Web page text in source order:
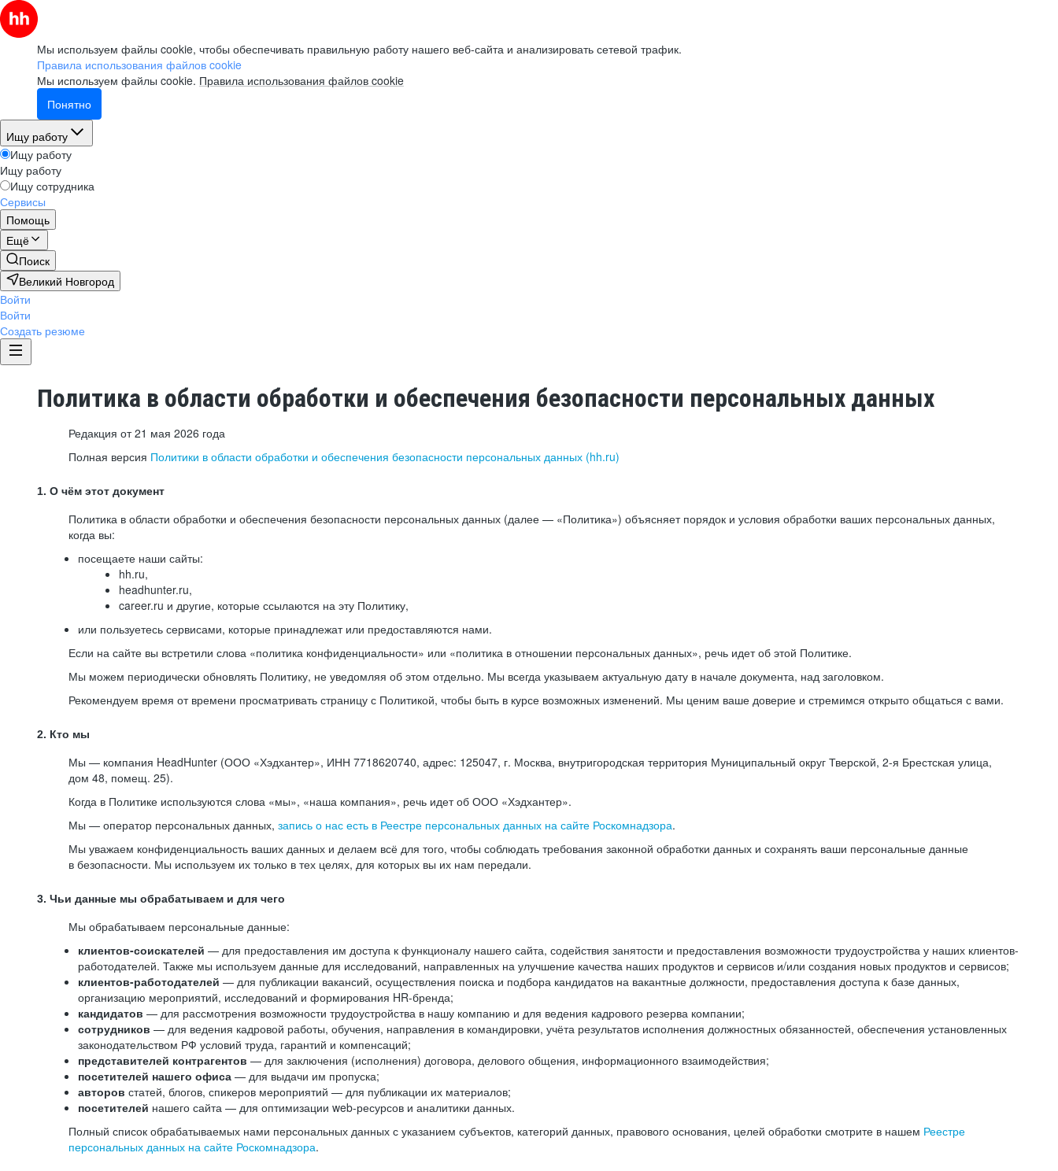
Мы используем файлы cookie, чтобы обеспечивать правильную работу нашего веб-сайта и анализировать сетевой трафик.
Правила использования файлов cookie
Мы используем файлы cookie. Правила использования файлов cookie
Понятно
Ищу работу
Ищу работу
Ищу работу
Ищу сотрудника
Сервисы
Помощь
Ещё
Поиск
Великий Новгород
Войти
Войти
Создать резюме
Политика в области обработки и обеспечения безопасности персональных данных
Редакция от 21 мая 2026 года
Полная версия Политики в области обработки и обеспечения безопасности персональных данных (hh.ru)
1. О чём этот документ
Политика в области обработки и обеспечения безопасности персональных данных (далее — «Политика») объясняет порядок и условия обработки ваших персональных данных,
когда вы:
посещаете наши сайты:
hh.ru,
headhunter.ru,
career.ru и другие, которые ссылаются на эту Политику,
или пользуетесь сервисами, которые принадлежат или предоставляются нами.
Если на сайте вы встретили слова «политика конфиденциальности» или «политика в отношении персональных данных», речь идет об этой Политике.
Мы можем периодически обновлять Политику, не уведомляя об этом отдельно. Мы всегда указываем актуальную дату в начале документа, над заголовком.
Рекомендуем время от времени просматривать страницу с Политикой, чтобы быть в курсе возможных изменений. Мы ценим ваше доверие и стремимся открыто общаться с вами.
2. Кто мы
Мы — компания HeadHunter (ООО «Хэдхантер», ИНН 7718620740, адрес: 125047, г. Москва, внутригородская территория Муниципальный округ Тверской, 2-я Брестская улица,
дом 48, помещ. 25).
Когда в Политике используются слова «мы», «наша компания», речь идет об ООО «Хэдхантер».
Мы — оператор персональных данных, запись о нас есть в Реестре персональных данных на сайте Роскомнадзора.
Мы уважаем конфиденциальность ваших данных и делаем всё для того, чтобы соблюдать требования законной обработки данных и сохранять ваши персональные данные
в безопасности. Мы используем их только в тех целях, для которых вы их нам передали.
3. Чьи данные мы обрабатываем и для чего
Мы обрабатываем персональные данные:
клиентов-соискателей — для предоставления им доступа к функционалу нашего сайта, содействия занятости и предоставления возможности трудоустройства у наших клиентов-
работодателей. Также мы используем данные для исследований, направленных на улучшение качества наших продуктов и сервисов и/или создания новых продуктов и сервисов;
клиентов-работодателей — для публикации вакансий, осуществления поиска и подбора кандидатов на вакантные должности, предоставления доступа к базе данных,
организацию мероприятий, исследований и формирования HR-бренда;
кандидатов — для рассмотрения возможности трудоустройства в нашу компанию и для ведения кадрового резерва компании;
сотрудников — для ведения кадровой работы, обучения, направления в командировки, учёта результатов исполнения должностных обязанностей, обеспечения установленных
законодательством РФ условий труда, гарантий и компенсаций;
представителей контрагентов — для заключения (исполнения) договора, делового общения, информационного взаимодействия;
посетителей нашего офиса — для выдачи им пропуска;
авторов статей, блогов, спикеров мероприятий — для публикации их материалов;
посетителей нашего сайта — для оптимизации web-ресурсов и аналитики данных.
Полный список обрабатываемых нами персональных данных с указанием субъектов, категорий данных, правового основания, целей обработки смотрите в нашем Реестре
персональных данных на сайте Роскомнадзора.